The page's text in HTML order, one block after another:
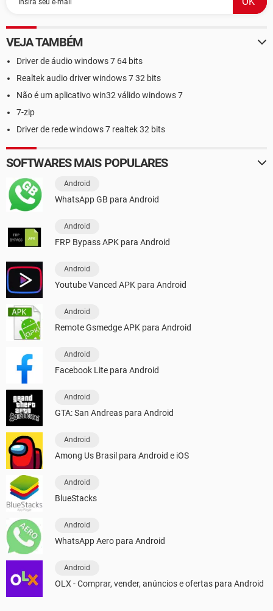
VEJA TAMBÉM
Driver de áudio windows 7 64 bits
Realtek audio driver windows 7 32 bits
Não é um aplicativo win32 válido windows 7
7-zip
Driver de rede windows 7 realtek 32 bits
SOFTWARES MAIS POPULARES
Android
WhatsApp GB para Android
Android
FRP Bypass APK para Android
Android
Youtube Vanced APK para Android
Android
Remote Gsmedge APK para Android
Android
Facebook Lite para Android
Android
GTA: San Andreas para Android
Android
Among Us Brasil para Android e iOS
Android
BlueStacks
Android
WhatsApp Aero para Android
Android
OLX - Comprar, vender, anúncios e ofertas para Android